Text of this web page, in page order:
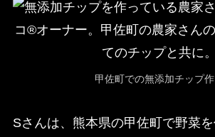
甲佐町での無添加チップ作
Sさんは、熊本県の甲佐町で野菜